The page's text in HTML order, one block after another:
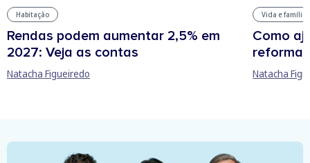
Habitação
Rendas podem aumentar 2,5% em
2027: Veja as contas
Natacha Figueiredo
Vida e família
Como
reforma
Natacha